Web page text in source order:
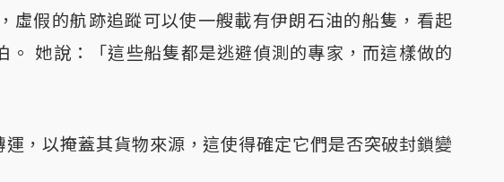
假的航跡追蹤可以使一艘載有伊朗石油的船隻，看起
。 她說：「這些船隻都是逃避偵測的專家，而這樣做的
，以掩蓋其貨物來源，這使得確定它們是否突破封鎖變